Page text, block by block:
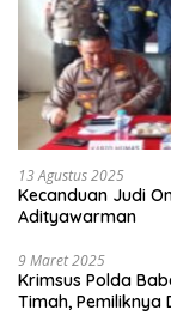
13 Agustus 2025
Kecanduan Judi
Adityawarman
9 Maret 2025
Krimsus Polda
Timah, Pemiliknya